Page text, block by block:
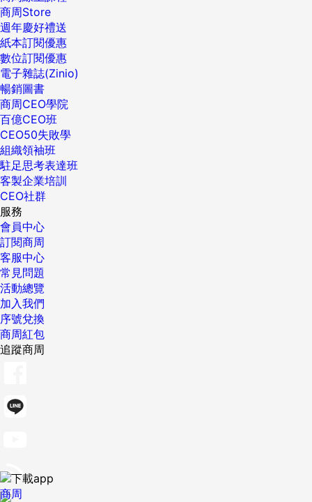
商周Store
週年慶好禮送
紙本訂閱優惠
數位訂閱優惠
電子雜誌(Zinio)
暢銷圖書
商周CEO學院
百億CEO班
CEO50失敗學
組織領袖班
駐足思考表達班
客製企業培訓
CEO社群
服務
會員中心
訂閱商周
客服中心
常見問題
活動總覽
加入我們
序號兌換
商周紅包
追蹤商周
商周